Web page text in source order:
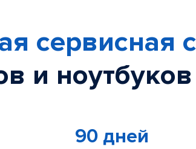
сервисная
и
90 дней